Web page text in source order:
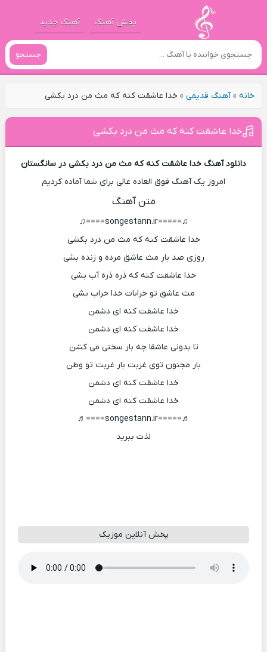
پخش آهنگ آهنگ جدید
جستجو
خانه»آهنگ قدیمی» خدا عاشقت کنه که مث من درد بکشی
خدا عاشقت کنه که مث من درد بکشی
دانلود آهنگ خدا عاشقت کنه که مث من درد بکشی در سانگستان
امروز یک آهنگ فوق العاده عالی برای شما آماده کردیم
متن آهنگ
♫=====songestann.ir====♫
خدا عاشقت کنه که مث من درد بکشی
روزی صد بار مث عاشق مرده و زنده بشی
خدا عاشقت کنه که ذره ذره آب بشی
مث عاشق تو خرابات خدا خراب بشی
خدا عاشقت کنه ای دشمن
خدا عاشقت کنه ای دشمن
تا بدونی عاشقا چه بار سختی می کشن
بار مجنون توی غربت بار غربت تو وطن
خدا عاشقت کنه ای دشمن
خدا عاشقت کنه ای دشمن
♬=====songestann.ir====♬
لذت ببرید
پخش آنلاین موزیک